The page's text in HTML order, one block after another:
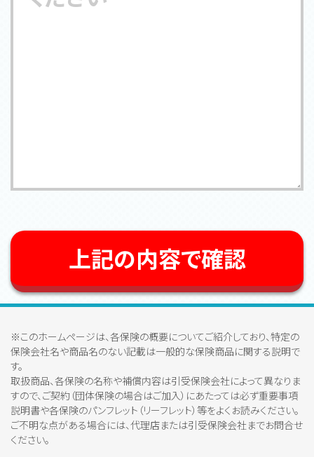
上記の内容で確認
※このホームページは、各保険の概要についてご紹介しており、特定の
保険会社名や商品名のない記載は一般的な保険商品に関する説明で
す。
取扱商品、各保険の名称や補償内容は引受保険会社によって異なりま
すので、ご契約（団体保険の場合はご加入）にあたっては必ず重要事項
説明書や各保険のパンフレット（リーフレット）等をよくお読みください。
ご不明な点がある場合には、代理店または引受保険会社までお問合せ
ください。